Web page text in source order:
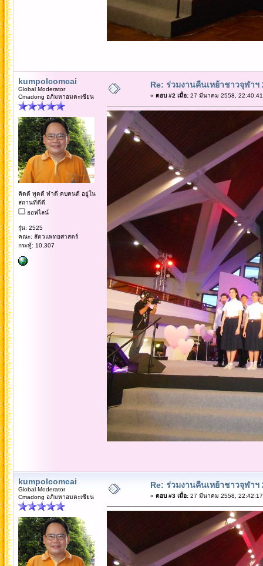
kumpolcomcai
Global Moderator
Cmadong อภิมหาอมตะเซียน
คิดดี พูดดี ทำดี คบคนดี อยู่ใน
สถานที่ดีดี
ออฟไลน์
รุ่น: 2525
คณะ: สัตวแพทยศาสตร์
กระทู้: 10,307
Re: ร่วมงานคืนเหย้าชาวจุฬาฯ
« ตอบ #2 เมื่อ:27 มีนาคม 2558,
kumpolcomcai
Global Moderator
Cmadong อภิมหาอมตะเซียน
Re: ร่วมงานคืนเหย้าชาวจุฬาฯ
« ตอบ #3 เมื่อ:27 มีนาคม 2558,